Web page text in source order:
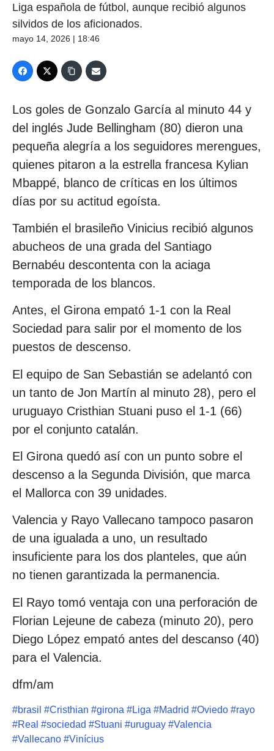
Liga española de fútbol, aunque recibió algunos
silvidos de los aficionados.
mayo 14, 2026 | 18:46
Los goles de Gonzalo García al minuto 44 y
del inglés Jude Bellingham (80) dieron una
pequeña alegría a los seguidores merengues,
quienes pitaron a la estrella francesa Kylian
Mbappé, blanco de críticas en los últimos
días por su actitud egoísta.
También el brasileño Vinicius recibió algunos
abucheos de una grada del Santiago
Bernabéu descontenta con la aciaga
temporada de los blancos.
Antes, el Girona empató 1-1 con la Real
Sociedad para salir por el momento de los
puestos de descenso.
El equipo de San Sebastián se adelantó con
un tanto de Jon Martín al minuto 28), pero el
uruguayo Cristhian Stuani puso el 1-1 (66)
por el conjunto catalán.
El Girona quedó así con un punto sobre el
descenso a la Segunda División, que marca
el Mallorca con 39 unidades.
Valencia y Rayo Vallecano tampoco pasaron
de una igualada a uno, un resultado
insuficiente para los dos planteles, que aún
no tienen garantizada la permanencia.
El Rayo tomó ventaja con una perforación de
Florian Lejeune de cabeza (minuto 20), pero
Diego López empató antes del descanso (40)
para el Valencia.
dfm/am
#brasil #Cristhian #girona #Liga #Madrid #Oviedo #rayo
#Real #sociedad #Stuani #uruguay #Valencia
#Vallecano #Vinícius